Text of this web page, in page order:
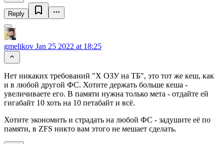
Reply
gmelikov Jan 25 2022 at 18:25
Нет никаких требований "Х ОЗУ на ТБ", это тот же кеш, как
и в любой другой ФС. Хотите держать больше кеша -
увеличиваете его. В памяти нужна только мета - отдайте ей
гигабайт 10 хоть на 10 петабайт и всё.
Хотите экономить и страдать на любой ФС - задушите её по
памяти, в ZFS никто вам этого не мешает сделать.